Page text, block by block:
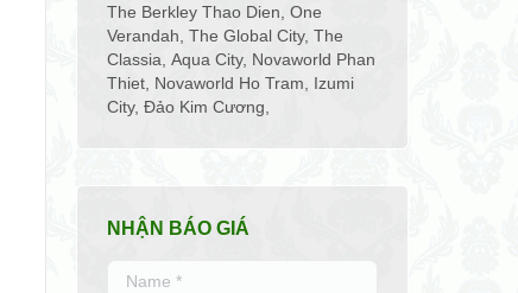
The Berkley Thao Dien One
Verandah The Global City, The
Classia Aqua City, Novaworld Phan
Thiet Novaworld Ho Tram
Izumi
City, Đảo Kim Cương
NHẬN BÁO GIÁ
Name *